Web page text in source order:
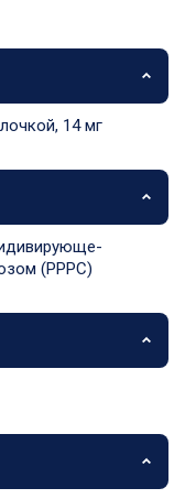
14 мг
(РРРС)